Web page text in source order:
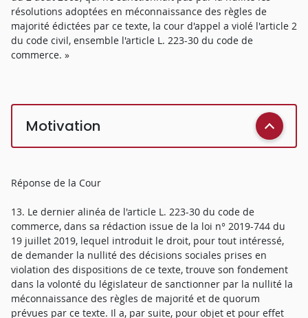
résolutions adoptées en méconnaissance des règles de
majorité édictées par ce texte, la cour d'appel a violé l'article 2
du code civil, ensemble l'article L. 223-30 du code de
commerce. »
Motivation
Réponse de la Cour
13. Le dernier alinéa de l'article L. 223-30 du code de
commerce, dans sa rédaction issue de la loi n° 2019-744 du
19 juillet 2019, lequel introduit le droit, pour tout intéressé,
de demander la nullité des décisions sociales prises en
violation des dispositions de ce texte, trouve son fondement
dans la volonté du législateur de sanctionner par la nullité la
méconnaissance des règles de majorité et de quorum
prévues par ce texte. Il a, par suite, pour objet et pour effet